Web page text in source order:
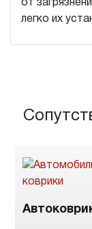
от
легко их